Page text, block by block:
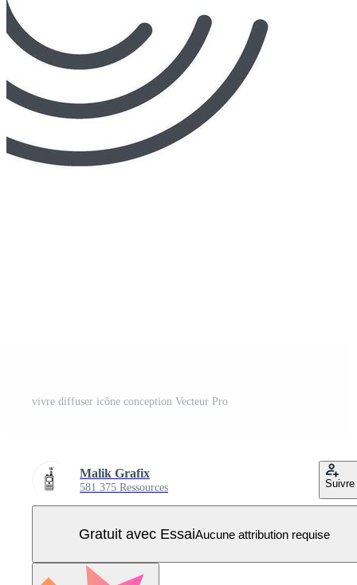
vivre diffuser icône conception Vecteur Pro
Malik Grafix
581 375 Ressources Suivre
Gratuit avec EssaiAucune attribution requise